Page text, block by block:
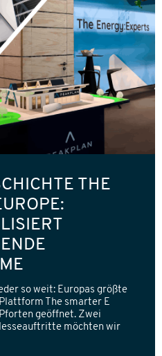
THE
so weit: Europas größte
The smarter E
geöffnet. Zwei
möchten wir